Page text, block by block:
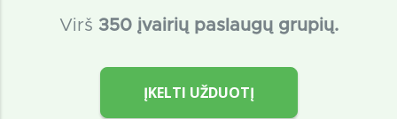
Virš 350 įvairių paslaugų grupių.
ĮKELTI UŽDUOTĮ